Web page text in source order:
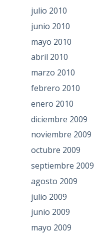
julio 2010
junio 2010
mayo 2010
abril 2010
marzo 2010
febrero 2010
enero 2010
diciembre 2009
noviembre 2009
octubre 2009
septiembre 2009
agosto 2009
julio 2009
junio 2009
mayo 2009